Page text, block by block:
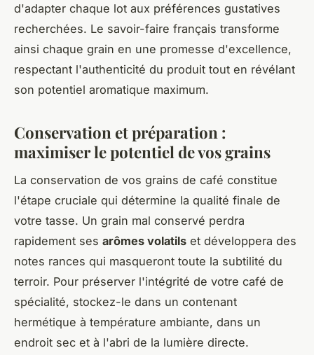
d'adapter chaque lot aux préférences gustatives
recherchées. Le savoir-faire français transforme
ainsi chaque grain en une promesse d'excellence,
respectant l'authenticité du produit tout en révélant
son potentiel aromatique maximum.
Conservation et préparation :
maximiser le potentiel de vos grains
La conservation de vos grains de café constitue
l'étape cruciale qui détermine la qualité finale de
votre tasse. Un grain mal conservé perdra
rapidement ses arômes volatils et développera des
notes rances qui masqueront toute la subtilité du
terroir. Pour préserver l'intégrité de votre café de
spécialité, stockez-le dans un contenant
hermétique à température ambiante, dans un
endroit sec et à l'abri de la lumière directe.